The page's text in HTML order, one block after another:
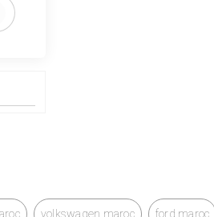
volkswagen maroc ford maroc